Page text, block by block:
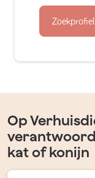
Op
kat of konijn